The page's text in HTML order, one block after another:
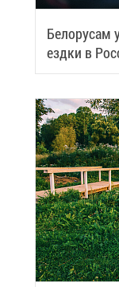
Бе­ло­ру­сам
езд­ки в